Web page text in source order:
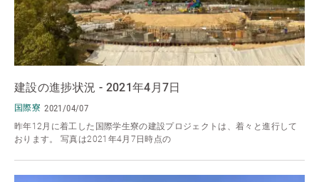
建設の進捗状況 - 2021年4月7日
国際寮 2021/04/07
昨年12月に着工した国際学生寮の建設プロジェクトは、着々と進行して
おります。 写真は2021年4月7日時点の